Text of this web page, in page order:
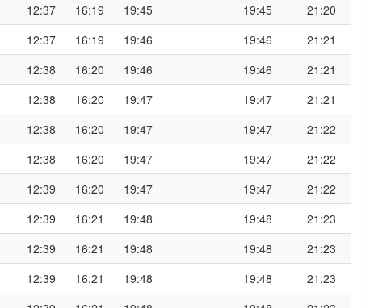
12:37 16:19 19:45 19:45
21:20
12:37 16:19 19:46 19:46
21:21
12:38 16:20 19:46 19:46
21:21
12:38 16:20 19:47 19:47
21:21
12:38 16:20 19:47 19:47
21:22
12:38 16:20 19:47 19:47
21:22
12:39 16:20 19:47 19:47
21:22
12:39 16:21 19:48 19:48
21:23
12:39 16:21 19:48 19:48
21:23
12:39 16:21 19:48 19:48
21:23